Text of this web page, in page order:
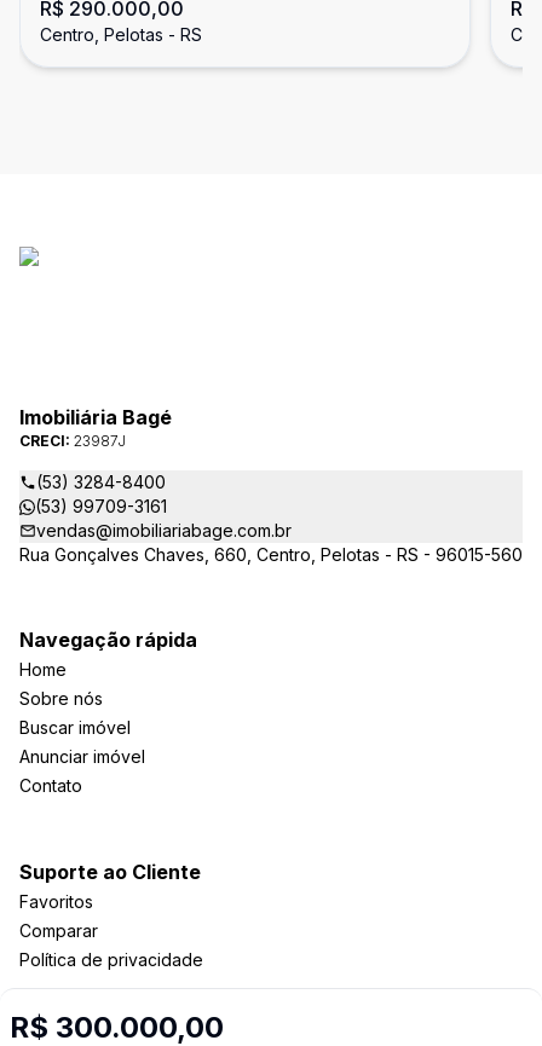
R$ 290.000,00
Centro, Pelotas - RS
R$ 300.000,00
Imobiliária Bagé
CRECI: 23987J
(53) 3284-8400
(53) 99709-3161
vendas@imobiliariabage.com.br
Rua Gonçalves Chaves, 660, Centro, Pelotas - RS - 96015-560
Navegação rápida
Home
Sobre nós
Buscar imóvel
Anunciar imóvel
Contato
Suporte ao Cliente
Favoritos
Comparar
Política de privacidade